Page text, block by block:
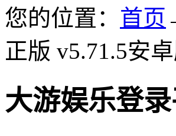
您的位置： 首页
正版 v5.71.5安
大游娱乐登